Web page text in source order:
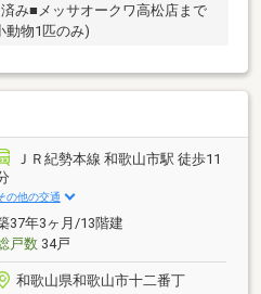
み■メッサオークワ高松店まで
動物1匹のみ)
ＪＲ紀勢本線 和歌山市駅 徒歩11
の他の交通
37年3ヶ月/13階建
戸数34戸
和歌山県和歌山市十二番丁